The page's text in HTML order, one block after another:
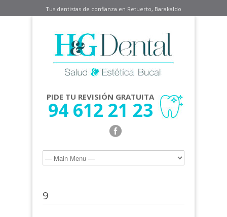
Tus dentistas de confianza en Retuerto, Barakaldo
PIDE TU REVISIÓN GRATUITA
94 612 21 23
9